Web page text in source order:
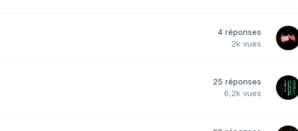
4 réponses
2k vues
25 réponses
6,2k vues